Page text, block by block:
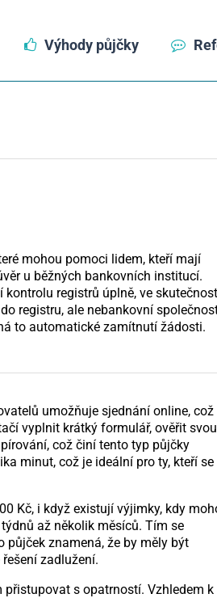
Výhody půjčky
mohou pomoci lidem, kteří mají
u běžných bankovních institucí.
registrů úplně, ve
registru, ale nebankovní
to automatické zamítnutí žádosti.
umožňuje sjednání online, což
vyplnit krátký formulář, ověřit svou
což činí tento typ půjčky
minut, což je ideální pro ty, kteří se
Kč, i když existují výjimky, kdy
až několik měsíců. Tím se
znamená, že by měly být
zadlužení.
s opatrností. Vzhledem k